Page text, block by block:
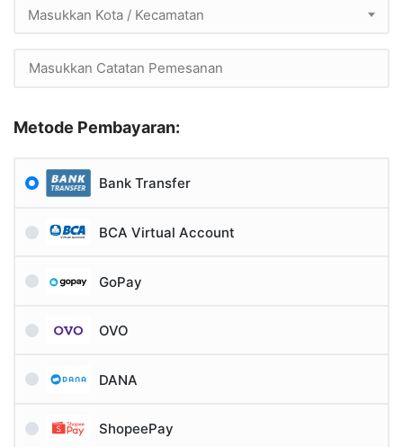
Masukkan Kota / Kecamatan
Metode Pembayaran:
Bank Transfer
BCA Virtual Account
GoPay
OVO
DANA
ShopeePay